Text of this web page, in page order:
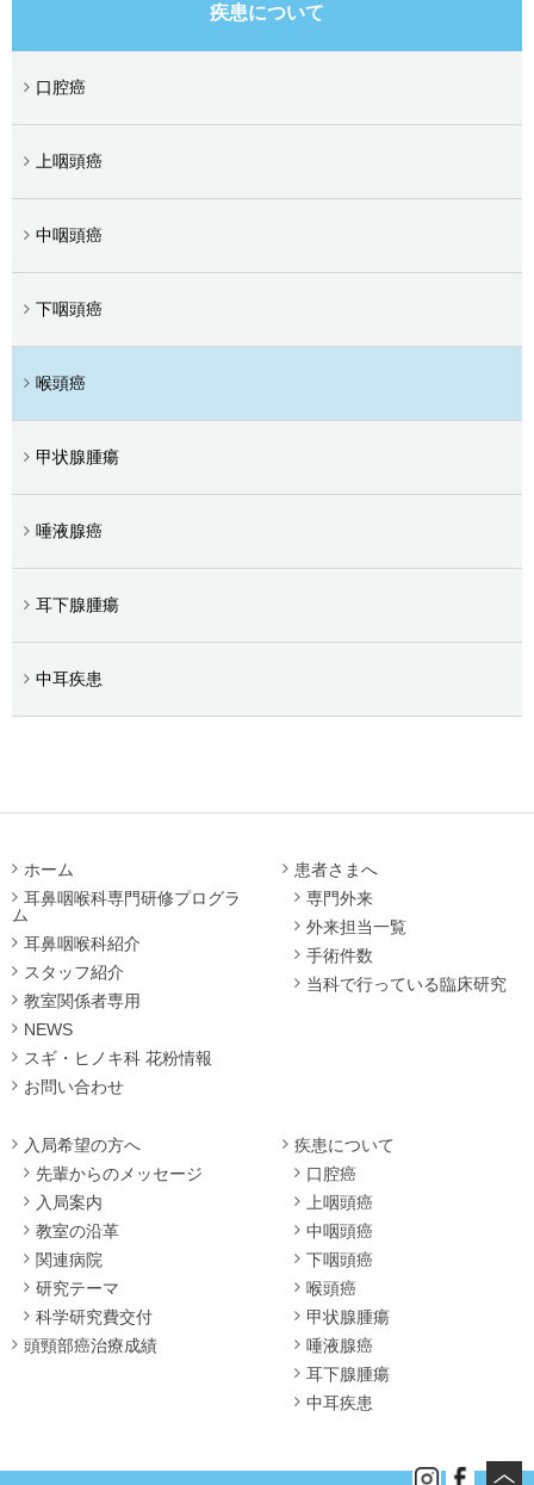
疾患について
口腔癌
上咽頭癌
中咽頭癌
下咽頭癌
喉頭癌
甲状腺腫瘍
唾液腺癌
耳下腺腫瘍
中耳疾患
ホーム
耳鼻咽喉科専門研修プログラ
ム
耳鼻咽喉科紹介
スタッフ紹介
教室関係者専用
NEWS
スギ・ヒノキ科 花粉情報
お問い合わせ
患者さまへ
専門外来
外来担当一覧
手術件数
当科で行っている臨床研究
入局希望の方へ
先輩からのメッセージ
入局案内
教室の沿革
関連病院
研究テーマ
科学研究費交付
頭頸部癌治療成績
疾患について
口腔癌
上咽頭癌
中咽頭癌
下咽頭癌
喉頭癌
甲状腺腫瘍
唾液腺癌
耳下腺腫瘍
中耳疾患